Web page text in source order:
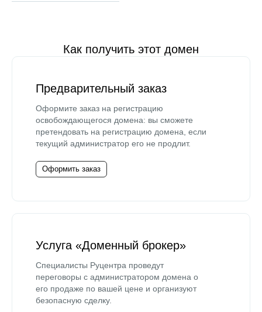
Как получить этот домен
Предварительный заказ
Оформите заказ на регистрацию
освобождающегося домена: вы сможете
претендовать на регистрацию домена, если
текущий администратор его не продлит.
Оформить заказ
Услуга «Доменный брокер»
Специалисты Руцентра проведут
переговоры с администратором домена о
его продаже по вашей цене и организуют
безопасную сделку.